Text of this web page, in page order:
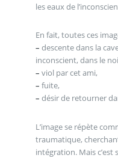
les eaux de
En fait, toutes ces
– descente dans la
inconscient, dans le
– viol par cet ami,
– fuite,
– désir de retourner
L’image se répète
traumatique,
intégration. Mais c’est